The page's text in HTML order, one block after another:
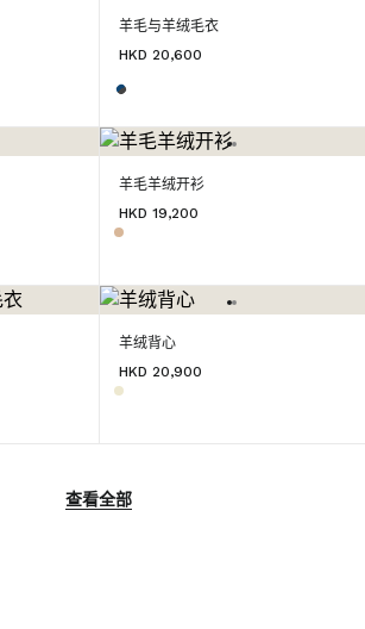
羊毛与羊绒毛衣
HKD 20,600
羊毛羊绒开衫
HKD 19,200
羊绒背心
HKD 20,900
查看全部